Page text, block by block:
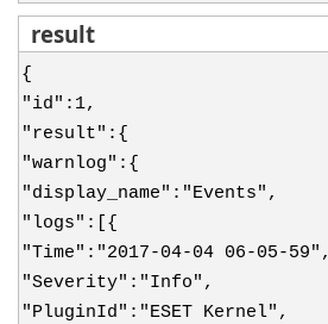
result
{
"id":1,
"result":{
"warnlog":{
"display_name":"Events",
"logs":[{
"Time":"2017-04-04 06-05-59",
"Severity":"Info",
"PluginId":"ESET Kernel",